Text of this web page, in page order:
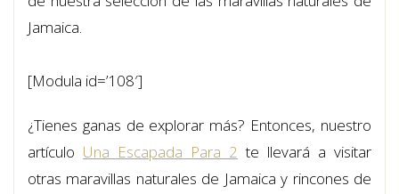
Jamaica.
[Modula id=’108′]
¿Tienes ganas de explorar más? Entonces, nuestro
artículo Una Escapada Para 2 te llevará a visitar
otras maravillas naturales de Jamaica y rincones de